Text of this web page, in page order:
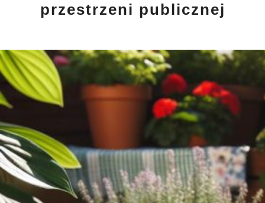
przestrzeni publicznej